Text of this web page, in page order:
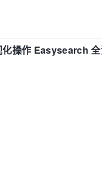
操作 Easysearch